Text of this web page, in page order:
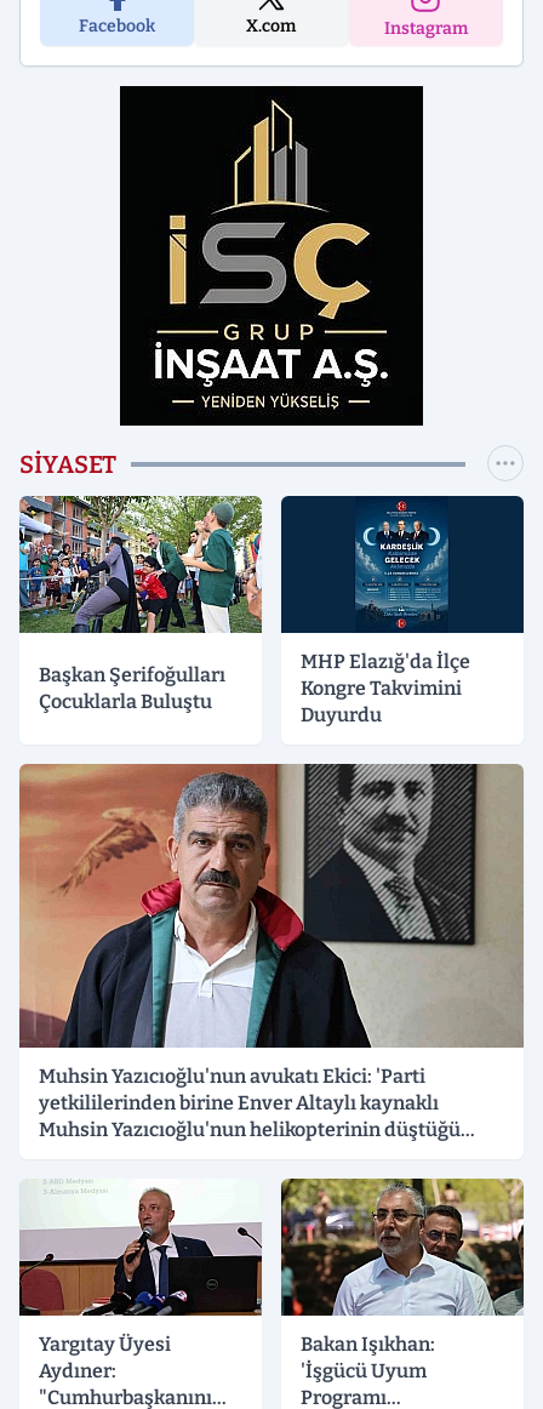
Facebook X.com Instagram
SIYASET
Başkan Şerifoğulları
Çocuklarla Buluştu
MHP Elazığ'da İlçe
Kongre Takvimini
Duyurdu
Muhsin Yazıcıoğlu'nun avukatı Ekici: 'Parti
yetkililerinden birine Enver Altaylı kaynaklı
Muhsin Yazıcıoğlu'nun helikopterinin düştüğü
Yargıtay Üyesi
Aydıner:
"Cumhurbaşkanını
Bakan Işıkhan:
'İşgücü Uyum
Programı